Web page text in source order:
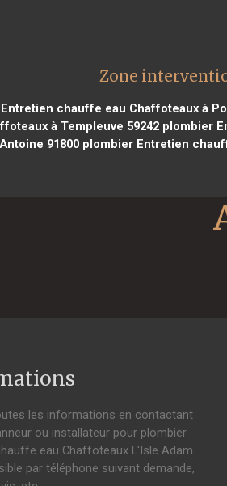
Zone
chauffe eau Chaffoteaux à
à Templeuve 59242 plombier
91800plombier Entretien
les informations en contactant
ou installateur pour plombier
eau Chaffoteaux L'Isle Adam.
par téléphone suivant demande,